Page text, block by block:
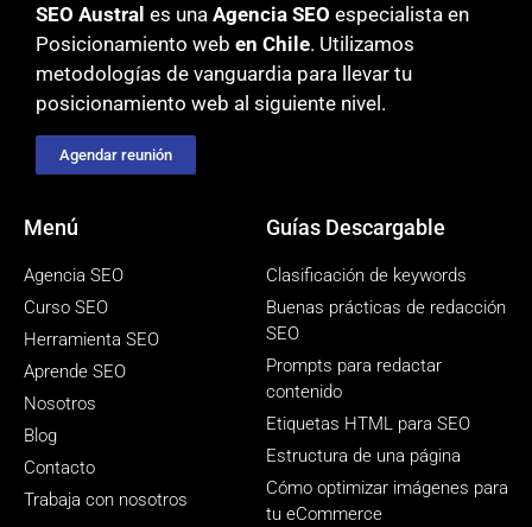
SEO Austral es una Agencia SEO especialista en
Posicionamiento web en Chile. Utilizamos
metodologías de vanguardia para llevar tu
posicionamiento web al siguiente nivel.
Agendar reunión
Menú
Agencia SEO
Curso SEO
Herramienta SEO
Aprende SEO
Nosotros
Blog
Contacto
Trabaja con nosotros
Guías Descargable
Clasificación de keywords
Buenas prácticas de redacción
SEO
Prompts para redactar
contenido
Etiquetas HTML para SEO
Estructura de una página
Cómo optimizar imágenes para
tu eCommerce